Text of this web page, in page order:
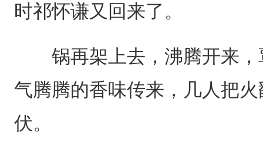
时祁怀谦又回来了。
锅再架上去，沸腾开来，
气腾腾的香味传来，几人把
伏。